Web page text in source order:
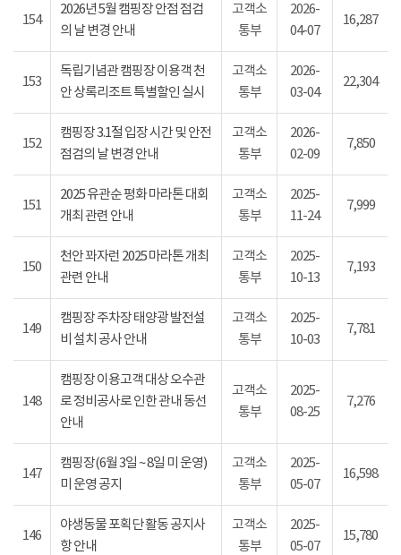
154
2026년 5월 캠핑장 안점 점검
의 날 변경 안내
고객소
통부
2026-
04-07
16,287
153
독립기념관 캠핑장 이용객 천
안 상록리조트 특별할인 실시
고객소
통부
2026-
03-04
22,304
152
캠핑장 3.1절 입장 시간 및 안전
점검의 날 변경 안내
고객소
통부
2026-
02-09
7,850
151
2025 유관순 평화 마라톤 대회
개최 관련 안내
고객소
통부
2025-
11-24
7,999
150
천안 꽈자런 2025 마라톤 개최
관련 안내
고객소
통부
2025-
10-13
7,193
149
캠핑장 주차장 태양광 발전설
비 설치 공사 안내
고객소
통부
2025-
10-03
7,781
148
캠핑장 이용고객 대상 오수관
로 정비공사로 인한 관내 동선
안내
고객소
통부
2025-
08-25
7,276
147
캠핑장(6월 3일 ~ 8일 미 운영)
미 운영 공지
고객소
통부
2025-
05-07
16,598
146
야생동물 포획단 활동 공지사
항 안내
고객소
통부
2025-
05-07
15,780